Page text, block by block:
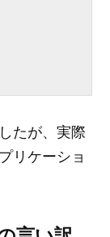
たが、実際
リケーショ